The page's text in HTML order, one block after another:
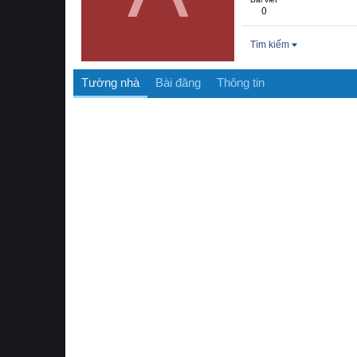
0
Tìm kiếm
Tường nhà Bài đăng Thông tin